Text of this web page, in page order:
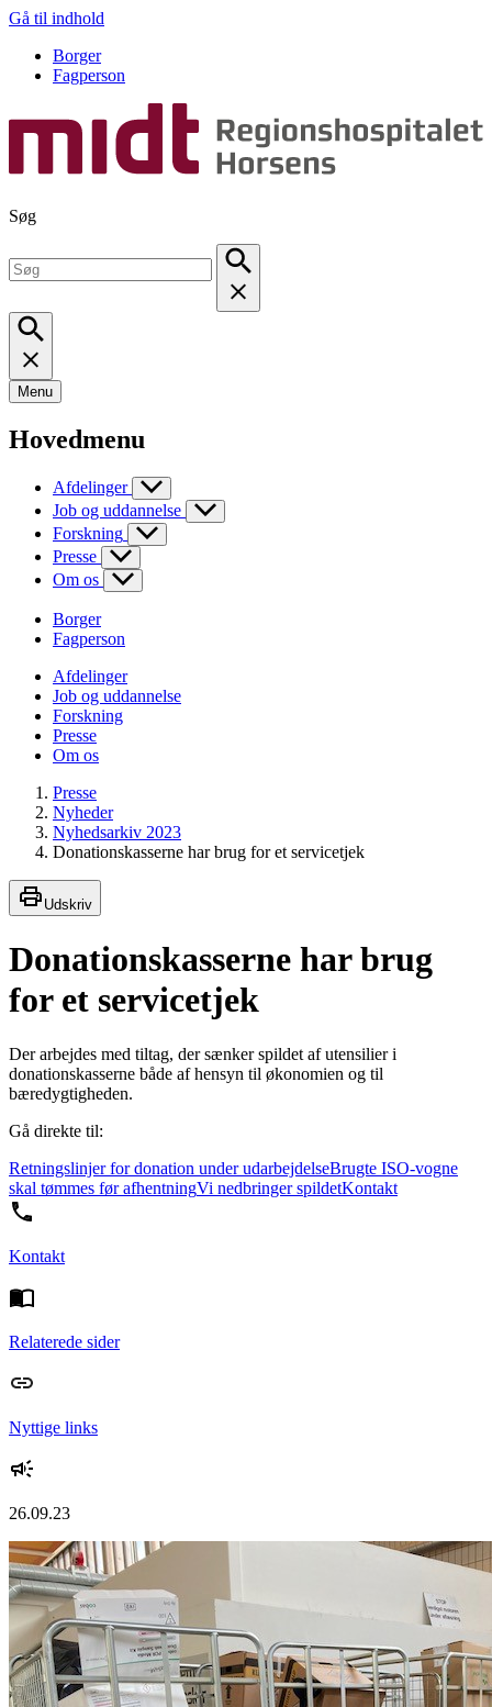
Gå til indhold
Borger
Fagperson
Søg
Menu
Hovedmenu
Afdelinger
Job og uddannelse
Forskning
Presse
Om os
Borger
Fagperson
Afdelinger
Job og uddannelse
Forskning
Presse
Om os
Presse
Nyheder
Nyhedsarkiv 2023
Donationskasserne har brug for et servicetjek
Udskriv
Donationskasserne har brug
for et servicetjek
Der arbejdes med tiltag, der sænker spildet af utensilier i
donationskasserne både af hensyn til økonomien og til
bæredygtigheden.
Gå direkte til:
Retningslinjer for donation under udarbejdelseBrugte ISO-vogne
skal tømmes før afhentningVi nedbringer spildetKontakt
Kontakt
Relaterede sider
Nyttige links
26.09.23